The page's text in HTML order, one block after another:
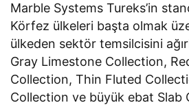
Marble Systems Tureks’in
Körfez ülkeleri başta olmak
ülkeden sektör temsilcisini
Gray Limestone Collection,
Collection, Thin Fluted
Collection ve büyük ebat Slab